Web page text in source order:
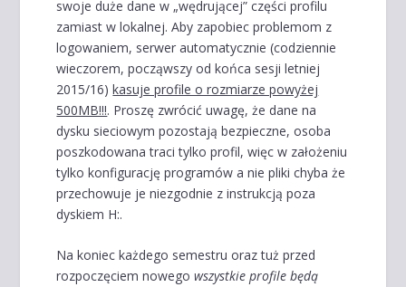
swoje duże dane w „wędrującej” części profilu
zamiast w lokalnej. Aby zapobiec problemom z
logowaniem, serwer automatycznie (codziennie
wieczorem, począwszy od końca sesji letniej
2015/16)kasuje profile o rozmiarze powyżej
500MB!!!. Proszę zwrócić uwagę, że dane na
dysku sieciowym pozostają bezpieczne, osoba
poszkodowana traci tylko profil, więc w założeniu
tylko konfigurację programów a nie pliki chyba że
przechowuje je niezgodnie z instrukcją poza
dyskiem H:.
Na koniec każdego semestru oraz tuż przed
rozpoczęciem nowegowszystkie profile będą